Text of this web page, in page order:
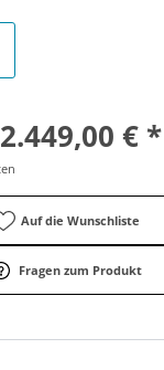
2.449,00 € *
Auf die Wunschliste
Fragen zum Produkt